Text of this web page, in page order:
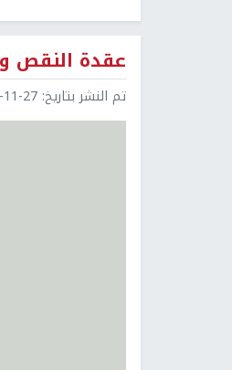
عقدة النقص
تم النشر بتاريخ: 21:23